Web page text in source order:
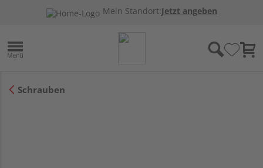
Mein Standort:Jetzt angeben
Schrauben